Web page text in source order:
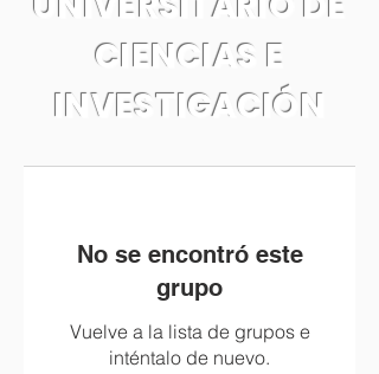
CIENCIAS E
INVESTIGACIÓN
No se encontró este
grupo
Vuelve a la lista de grupos e
inténtalo de nuevo.